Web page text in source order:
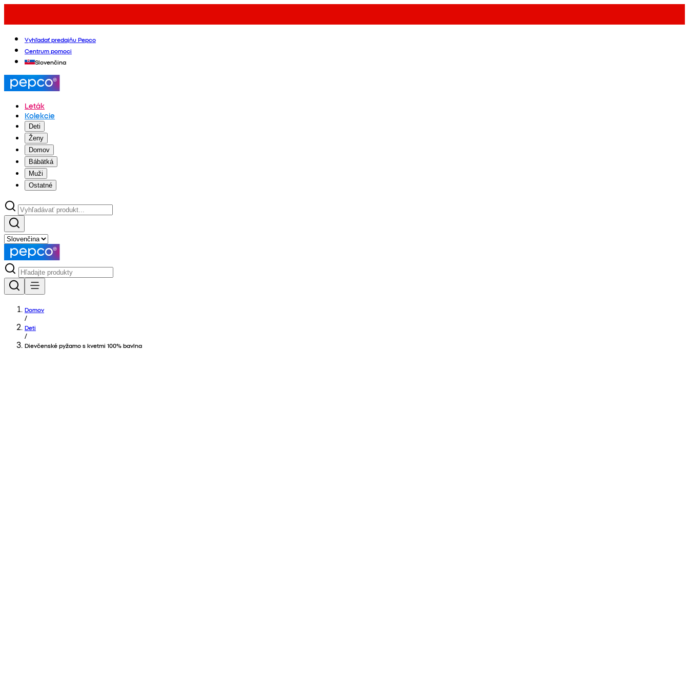
Vyhľadať predajňu Pepco
Centrum pomoci
Slovenčina
Leták
Kolekcie
Deti
Ženy
Domov
Bábätká
Muži
Ostatné
Domov
/
Deti
/
Dievčenské pyžamo s kvetmi 100% bavlna